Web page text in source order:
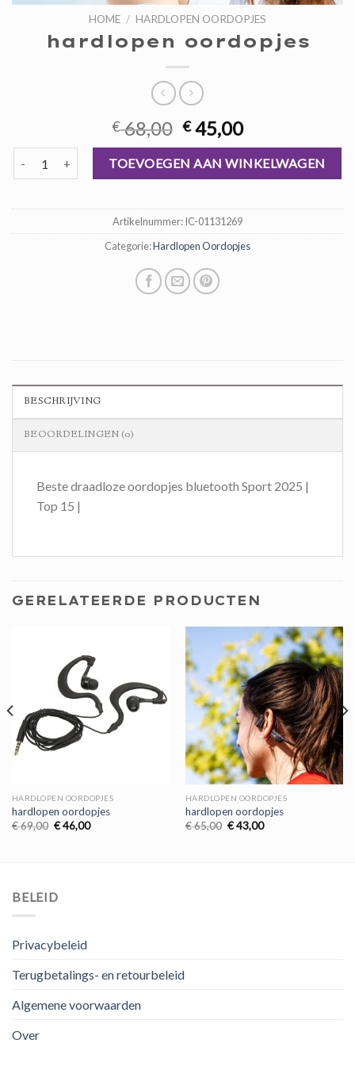
HOME / HARDLOPEN OORDOPJES
hardlopen oordopjes
€68,00 Oorspronkelijke
prijs
was:
€ 68,00.
€45,00Huidige
prijs
is:
€ 45,00.
hardlopen oordopjes aantalTOEVOEGEN AAN WINKELWAGEN
Artikelnummer:IC-01131269
Categorie:Hardlopen Oordopjes
BESCHRIJVING
BEOORDELINGEN (0)
Beste draadloze oordopjes bluetooth Sport 2025 |
Top 15 |
GERELATEERDE PRODUCTEN
HARDLOPEN OORDOPJES
hardlopen oordopjes
€69,00 Oorspronkelijke
€46,00Huidige
HARDLOPEN OORDOPJES
hardlopen oordopjes
€65,00 Oorspronkelijke
€43,00Huidige
BELEID
Privacybeleid
Terugbetalings- en retourbeleid
Algemene voorwaarden
Over